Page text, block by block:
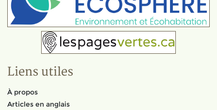
Liens utiles
À propos
Articles en anglais